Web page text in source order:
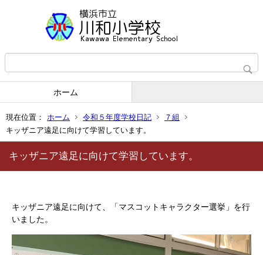
ホーム
現在位置： ホーム 令和５年度学校日記
７組
キッザニア遠足に向けて学習しています。
キッザニア遠足に向けて学習しています。
キッザニア遠足に向けて、「マスコットキャラクター選挙」を行
いました。